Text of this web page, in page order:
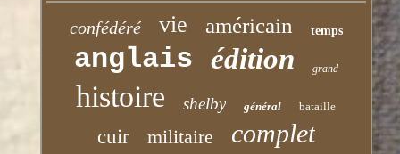
confédéré vie américain temps
anglais édition grand
histoire shelby général bataille
cuir militaire complet